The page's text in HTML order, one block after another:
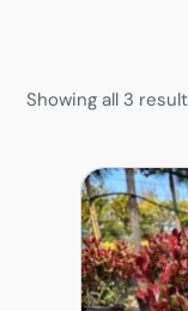
Showing all 3
Ta
izdelek
ima
več